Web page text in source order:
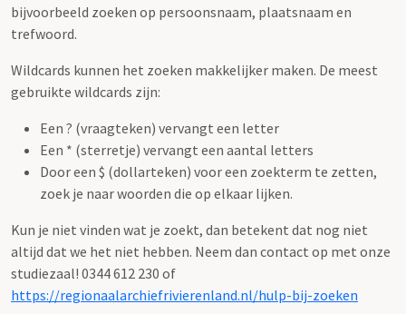
bijvoorbeeld zoeken op persoonsnaam, plaatsnaam en
trefwoord.
Wildcards kunnen het zoeken makkelijker maken. De meest
gebruikte wildcards zijn:
Een ? (vraagteken) vervangt een letter
Een * (sterretje) vervangt een aantal letters
Door een $ (dollarteken) voor een zoekterm te zetten,
zoek je naar woorden die op elkaar lijken.
Kun je niet vinden wat je zoekt, dan betekent dat nog niet
altijd dat we het niet hebben. Neem dan contact op met onze
studiezaal! 0344 612 230 of
https://regionaalarchiefrivierenland.nl/hulp-bij-zoeken